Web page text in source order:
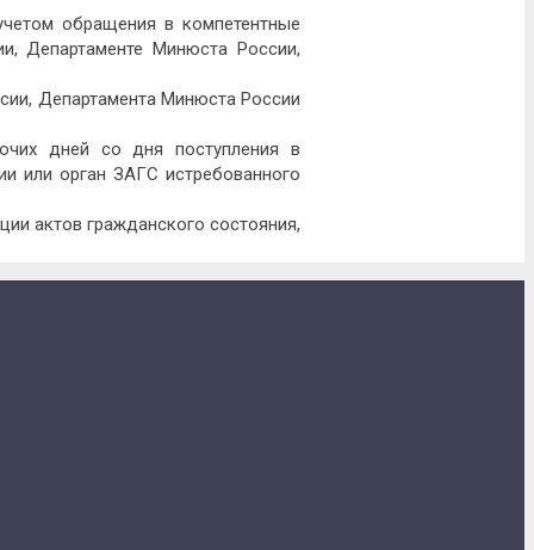
обращения в компетентные
Департаменте Минюста России,
Департамента Минюста России
дней со дня поступления в
или орган ЗАГС истребованного
актов гражданского состояния,